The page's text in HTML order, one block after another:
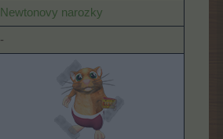
Newtonovy narozky
-